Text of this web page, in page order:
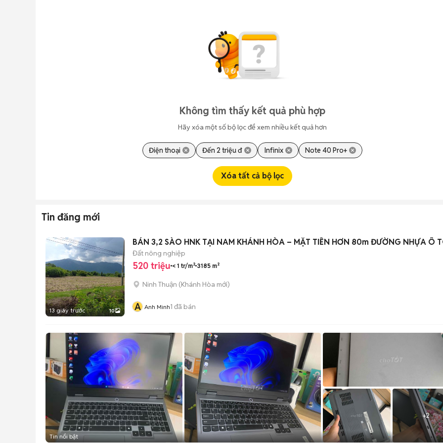
Không tìm thấy kết quả phù hợp
Hãy xóa một số bộ lọc để xem nhiều kết quả hơn
Điện thoại Đến 2 triệu đ Infinix Note 40 Pro+
Xóa tất cả bộ lọc
Tin đăng mới
13 giây trước 10
BÁN 3,2 SÀO HNK TẠI NAM KHÁNH HÒA – MẶT TIỀN HƠN 80m ĐƯỜNG NHỰA Ô
Đất nông nghiệp
520 triệu < 1 tr/m² 3185 m²
Ninh Thuận (Khánh Hòa mới)
A Anh Minh1 đã bán
+2
Tin nổi bật